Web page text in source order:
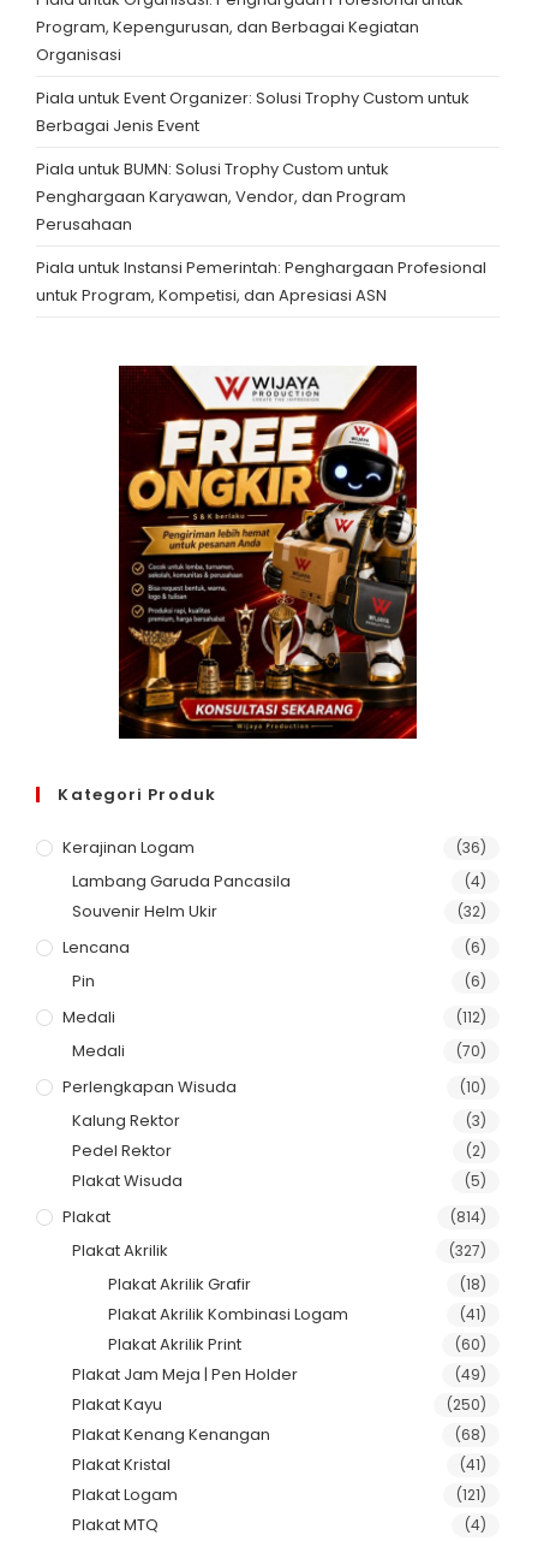
Program, Kepengurusan, dan Berbagai Kegiatan
Organisasi
Piala untuk Event Organizer: Solusi Trophy Custom untuk
Berbagai Jenis Event
Piala untuk BUMN: Solusi Trophy Custom untuk
Penghargaan Karyawan, Vendor, dan Program
Perusahaan
Piala untuk Instansi Pemerintah: Penghargaan Profesional
untuk Program, Kompetisi, dan Apresiasi ASN
Kategori Produk
Kerajinan Logam (36)
Lambang Garuda Pancasila (4)
Souvenir Helm Ukir (32)
Lencana (6)
Pin (6)
Medali (112)
Medali (70)
Perlengkapan Wisuda (10)
Kalung Rektor (3)
Pedel Rektor (2)
Plakat Wisuda (5)
Plakat (814)
Plakat Akrilik (327)
Plakat Akrilik Grafir (18)
Plakat Akrilik Kombinasi Logam (41)
Plakat Akrilik Print (60)
Plakat Jam Meja | Pen Holder (49)
Plakat Kayu (250)
Plakat Kenang Kenangan (68)
Plakat Kristal (41)
Plakat Logam (121)
Plakat MTQ (4)